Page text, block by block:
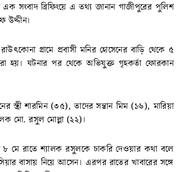
সংবাদ ব্রিফিংয়ে এ তথ্য জানান গাজীপুরের পুলিশ
উদ্দীন।
গ্রামে প্রবাসী মনির হোসেনের বাড়ি থেকে ৫
হয়। ঘটনার পর থেকে অভিযুক্ত গৃহকর্তা ফোরকান
স্ত্রী শারমিন (৩৫), তাদের সন্তান মিম (১৬), মারিয়া
মো. রসুল মোল্লা (২২)।
মে রাতে শ্যালক রসুলকে চাকরি দেওয়ার কথা বলে
বাসায় নিয়ে আসেন। এরপর রাতের খাবারের সঙ্গে